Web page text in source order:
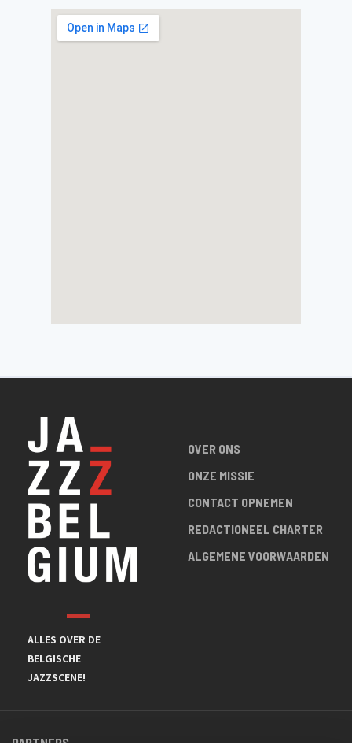
ALLES OVER DE
BELGISCHE
JAZZSCENE!
OVER ONS
ONZE MISSIE
CONTACT OPNEMEN
REDACTIONEEL CHARTER
ALGEMENE VOORWAARDEN